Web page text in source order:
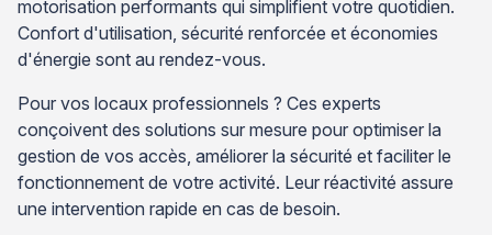
motorisation performants qui simplifient votre quotidien.
Confort d'utilisation, sécurité renforcée et économies
d'énergie sont au rendez-vous.
Pour vos locaux professionnels ? Ces experts
conçoivent des solutions sur mesure pour optimiser la
gestion de vos accès, améliorer la sécurité et faciliter le
fonctionnement de votre activité. Leur réactivité assure
une intervention rapide en cas de besoin.